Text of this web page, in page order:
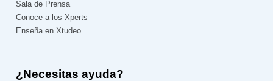
Sala de Prensa
Conoce a los Xperts
Enseña en Xtudeo
¿Necesitas ayuda?